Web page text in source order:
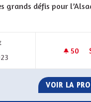
grands défis pour
de la catégorie : Autres
50
VOIR LA